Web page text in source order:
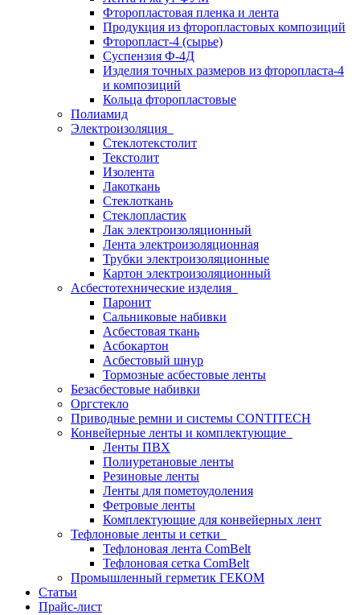
Фторопластовая пленка и лента
Продукция из фторопластовых композиций
Фторопласт-4 (сырье)
Суспензия Ф-4Д
Изделия точных размеров из фторопласта-4
и композиций
Кольца фторопластовые
Полиамид
Электроизоляция
Стеклотекстолит
Текстолит
Изолента
Лакоткань
Стеклоткань
Стеклопластик
Лак электроизоляционный
Лента электроизоляционная
Трубки электроизоляционные
Картон электроизоляционный
Асбестотехнические изделия
Паронит
Сальниковые набивки
Асбестовая ткань
Асбокартон
Асбестовый шнур
Тормозные асбестовые ленты
Безасбестовые набивки
Оргстекло
Приводные ремни и системы CONTITECH
Конвейерные ленты и комплектующие
Ленты ПВХ
Полиуретановые ленты
Резиновые ленты
Ленты для пометоудоления
Фетровые ленты
Комплектующие для конвейерных лент
Тефлоновые ленты и сетки
Тефлоновая лента ComBelt
Тефлоновая сетка ComBelt
Промышленный герметик ГЕКОМ
Статьи
Прайс-лист